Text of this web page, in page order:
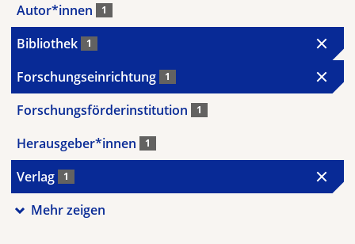
Autor*innen 1
Bibliothek 1
Forschungseinrichtung 1
Forschungsförderinstitution 1
Herausgeber*innen 1
Verlag 1
Mehr zeigen